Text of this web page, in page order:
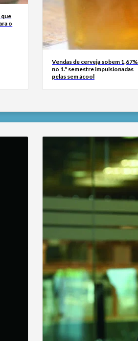
o
Vendas de cerveja sobem 1,67%
no 1.º semestre impulsionadas
pelas sem ácool